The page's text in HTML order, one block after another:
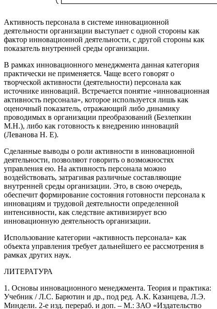
Активность персонала в системе инновационной
деятельности организации выступает с одной стороны как
фактор инновационной деятельности, с другой стороны как
показатель внутренней среды организации.
В рамках инновационного менеджмента данная категория
практически не применяется. Чаще всего говорят о
творческой активности (деятельности) персонала как
источнике инноваций. Встречается понятие «инновационная
активность персонала», которое используется лишь как
оценочный показатель, отражающий либо динамику
проводимых в организации преобразований (Безлепкин
М.Н.), либо как готовность к внедрению инноваций
(Леванова Н. Е).
Сделанные выводы о роли активности в инновационной
деятельности, позволяют говорить о возможностях
управления ею. На активность персонала можно
воздействовать, затрагивая различные составляющие
внутренней среды организации. Это, в свою очередь,
обеспечит формирование состояния готовности персонала к
инновациям и трудовой деятельности определенной
интенсивности, как следствие активизирует всю
инновационную деятельность организации.
Использование категории «активность персонала» как
объекта управления требует дальнейшего ее рассмотрения в
рамках других наук.
ЛИТЕРАТУРА
1. Основы инновационного менеджмента. Теория и практика:
Учебник / Л.С. Барютин и др., под ред. А.К. Казанцева, Л.Э.
Миндели. 2-е изд. перераб. и доп. – М.: ЗАО «Издательство